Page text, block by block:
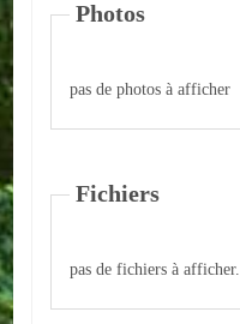
Services
Culturelles
Parents d'élèves
Photos
pas de photos à afficher
Fichiers
pas de fichiers à afficher.